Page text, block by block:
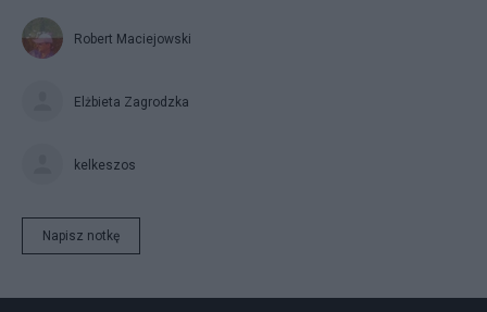
Robert Maciejowski
Elżbieta Zagrodzka
kelkeszos
Napisz notkę